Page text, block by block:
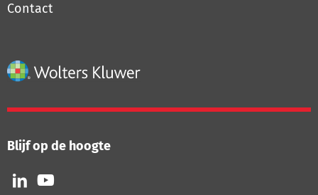
Contact
Blijf op de hoogte
Volg
ons
Volg
ons